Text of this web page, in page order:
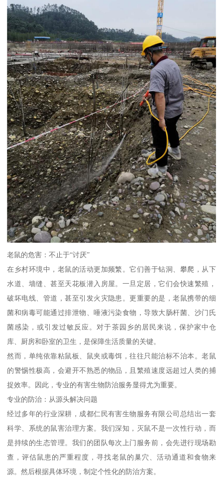
老鼠的危害：不止于“讨厌”
在乡村环境中，老鼠的活动更加频繁。它们善于钻洞、攀爬，从下
水道、墙缝、甚至天花板潜入房屋。一旦定居，它们会快速繁殖，
破坏电线、管道，甚至引发火灾隐患。更重要的是，老鼠携带的细
菌和病毒可能通过排泄物、唾液污染食物，导致大肠杆菌、沙门氏
菌感染，或引发过敏反应。对于茶园乡的居民来说，保护家中仓
库、厨房和卧室的卫生，是保障生活质量的关键。
然而，单纯依靠粘鼠板、鼠夹或毒饵，往往只能治标不治本。老鼠
的警惕性极高，会避开不熟悉的物品，且繁殖速度远超过人类的捕
捉效率。因此，专业的有害生物防治服务显得尤为重要。
专业的防治：从源头解决问题
经过多年的行业深耕，成都仁民有害生物服务有限公司总结出一套
科学、系统的鼠害治理方案。我们深知，灭鼠不是一次性行动，而
是持续的生态管理。我们的团队每次上门服务前，会先进行现场勘
查，评估鼠患的严重程度，寻找老鼠的巢穴、活动通道和食物来
源。然后根据具体环境，制定个性化的防治方案。